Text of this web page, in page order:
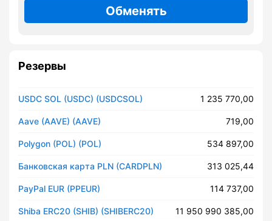
Обменять
Резервы
USDC SOL (USDC) (USDCSOL) 1 235 770,00
Aave (AAVE) (AAVE) 719,00
Polygon (POL) (POL) 534 897,00
Банковская карта PLN (CARDPLN) 313 025,44
PayPal EUR (PPEUR) 114 737,00
Shiba ERC20 (SHIB) (SHIBERC20) 11 950 990 385,00